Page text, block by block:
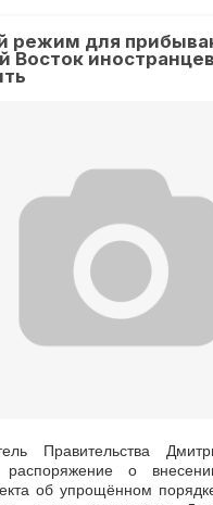
режим для
Восток
Правительства
распоряжение о
об упрощённом